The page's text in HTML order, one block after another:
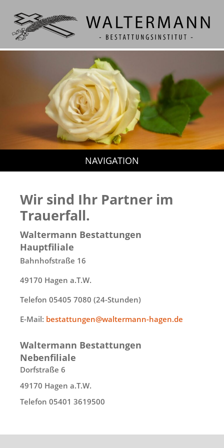
Wir sind Ihr Partner im
Trauerfall.
Waltermann Bestattungen
Hauptfiliale
Bahnhofstraße 16
49170 Hagen a.T.W.
Telefon 05405 7080 (24-Stunden)
E-Mail: bestattungen@waltermann-hagen.de
Waltermann Bestattungen
Nebenfiliale
Dorfstraße 6
49170 Hagen a.T.W.
Telefon 05401 3619500